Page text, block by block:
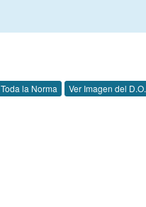
Toda la Norma Ver Imagen del D.O.